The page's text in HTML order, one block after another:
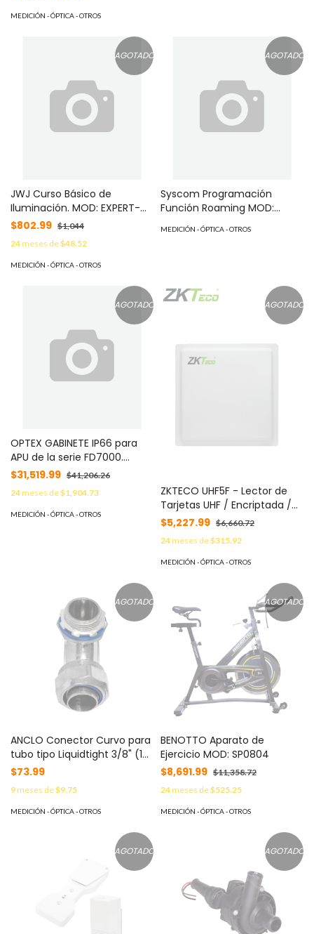
MEDICIÓN - ÓPTICA - OTROS
AGOTADO
JWJ Curso Básico de
Iluminación. MOD: EXPERT-
ILUMINACION-BASICO
$802.99 $1,044
24meses de$48.52
MEDICIÓN - ÓPTICA - OTROS
AGOTADO
Syscom Programación
Función Roaming MOD:
MEDICIÓN - ÓPTICA - OTROS
AGOTADO
OPTEX GABINETE IP66 para
APU de la serie FD7000.
Incluye kit de montaje DIN
alimentación (compatible
con batería de respaldo),
$31,519.99 $41,206.26
24meses de$1,904.73
MEDICIÓN - ÓPTICA - OTROS
AGOTADO
ZKTECO UHF5F - Lector de
Tarjetas UHF / Encriptada /
Lectura de 1 a 5 Mts /
ZKT0980005 y ZTA151004 /
Requiere Fuente
REMATE PUEBLA) REEMPLAZO
DIRECTO ZKT0980010 / UHF5F
PRO
$5,227.99 $6,660.72
24meses de$315.92
MEDICIÓN - ÓPTICA - OTROS
AGOTADO
ANCLO Conector Curvo para
tubo tipo Liquidtight 3/8" (10
mm). Compatible con ANC-
$73.99
9meses de$9.75
MEDICIÓN - ÓPTICA - OTROS
AGOTADO
BENOTTO Aparato de
Ejercicio MOD: SP0804
$8,691.99 $11,358.72
24meses de$525.25
MEDICIÓN - ÓPTICA - OTROS
AGOTADO AGOTADO